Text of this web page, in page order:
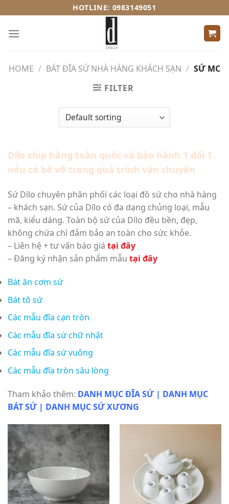
to
content
HOTLINE: 0983149051
HOME / BÁT ĐĨA SỨ NHÀ HÀNG KHÁCH SẠN / SỨ MC
FILTER
Dílo ship hàng toàn quốc và bảo hành 1 dổi 1
nếu có bể vỡ trong quá trình vận chuyển
Sứ Dílo chuyên phân phối các loại đồ sứ cho nhà hàng
– khách sạn. Sứ của Dílo có đa dạng chủng loại, mẫu
mã, kiểu dáng. Toàn bộ sứ của Dílo đều bền, đẹp,
không chứa chì đảm bảo an toàn cho sức khỏe.
– Liên hệ + tư vấn báo giá tại đây
– Đăng ký nhận sản phẩm mẫu tại đây
Bát ăn cơm sứ
Bát tô sứ
Các mẫu đĩa cạn tròn
Các mẫu đĩa sứ chữ nhật
Các mẫu đĩa sứ vuông
Các mẫu đĩa tròn sâu lòng
Tham khảo thêm: DANH MỤC ĐĨA SỨ| DANH MỤC
BÁT SỨ| DANH MỤC SỨ XƯƠNG